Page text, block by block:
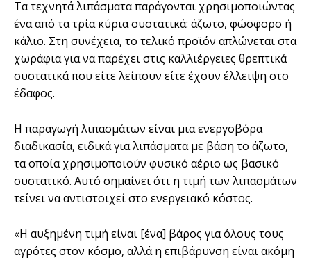
Τα τεχνητά λιπάσματα παράγονται χρησιμοποιώντας
ένα από τα τρία κύρια συστατικά: άζωτο, φώσφορο ή
κάλιο. Στη συνέχεια, το τελικό προϊόν απλώνεται στα
χωράφια για να παρέχει στις καλλιέργειες θρεπτικά
συστατικά που είτε λείπουν είτε έχουν έλλειψη στο
έδαφος.
Η παραγωγή λιπασμάτων είναι μια ενεργοβόρα
διαδικασία, ειδικά για λιπάσματα με βάση το άζωτο,
τα οποία χρησιμοποιούν φυσικό αέριο ως βασικό
συστατικό. Αυτό σημαίνει ότι η τιμή των λιπασμάτων
τείνει να αντιστοιχεί στο ενεργειακό κόστος.
«Η αυξημένη τιμή είναι [ένα] βάρος για όλους τους
αγρότες στον κόσμο, αλλά η επιβάρυνση είναι ακόμη